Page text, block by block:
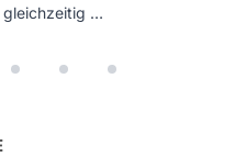
gleichzeitig …